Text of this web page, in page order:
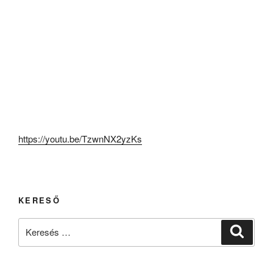
https://youtu.be/TzwnNX2yzKs
KERESŐ